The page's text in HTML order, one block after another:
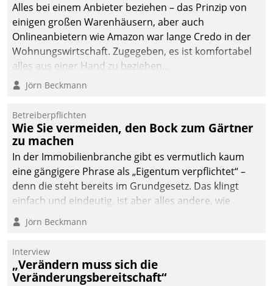
Alles bei einem Anbieter beziehen – das Prinzip von
einigen großen Warenhäusern, aber auch
Onlineanbietern wie Amazon war lange Credo in der
Wohnungswirtschaft. Zugegeben, es ist komfortabel
alles aus einer Hand zu beziehen...
Jörn Beckmann
Betreiberpflichten
Wie Sie vermeiden, den Bock zum Gärtner
zu machen
In der Immobilienbranche gibt es vermutlich kaum
eine gängigere Phrase als „Eigentum verpflichtet“ –
denn die steht bereits im Grundgesetz. Das klingt
einfach und eindeutig, ist aber alles andere, wie
Branchenbeschäftigte wissen. Denn mit der
Verantwortung folgen Verpflichtungen.
Jörn Beckmann
Interview
„Verändern muss sich die
Veränderungsbereitschaft“